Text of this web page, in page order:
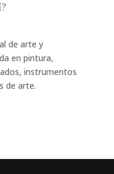
de arte y
en pintura,
instrumentos
de arte.